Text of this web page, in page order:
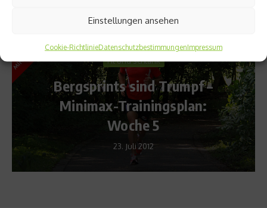
Einstellungen ansehen
Cookie-RichtlinieDatenschutzbestimmungenImpressum
Fit und schlank
Bergsprints sind Trumpf –
Minimax-Trainingsplan:
Woche 5
23. Juli 2012